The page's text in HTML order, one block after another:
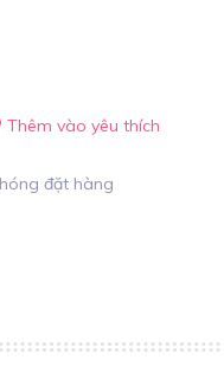
Thêm vào yêu thích
đặt hàng